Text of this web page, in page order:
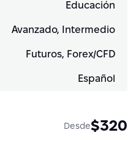
Educación
Avanzado, Intermedio
Futuros, Forex/CFD
Español
Desde$320